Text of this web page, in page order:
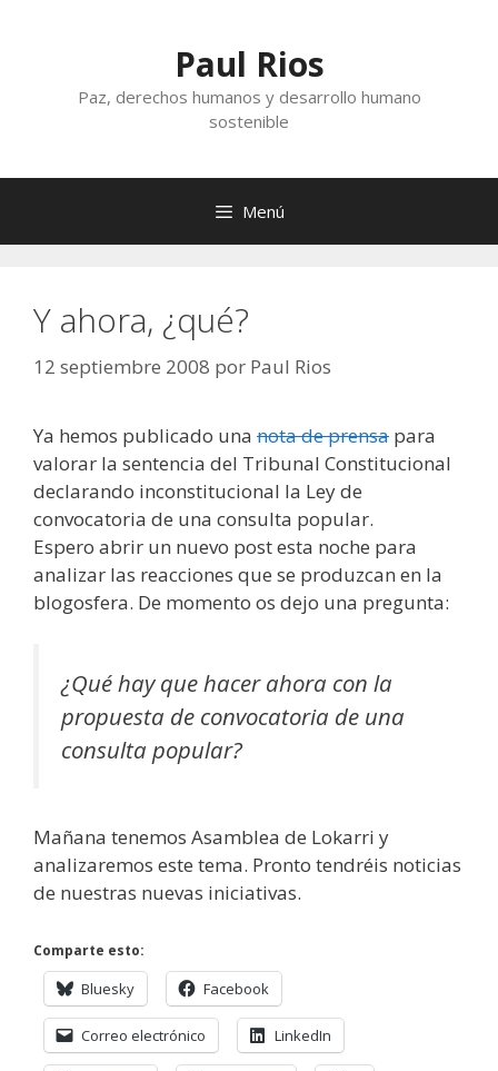
Paul Rios
Paz, derechos humanos y desarrollo humano
sostenible
Menú
Y ahora, ¿qué?
12 septiembre 2008 por Paul Rios
Ya hemos publicado una nota de prensa para
valorar la sentencia del Tribunal Constitucional
declarando inconstitucional la Ley de
convocatoria de una consulta popular.
Espero abrir un nuevo post esta noche para
analizar las reacciones que se produzcan en la
blogosfera. De momento os dejo una pregunta:
¿Qué hay que hacer ahora con la
propuesta de convocatoria de una
consulta popular?
Mañana tenemos Asamblea de Lokarri y
analizaremos este tema. Pronto tendréis noticias
de nuestras nuevas iniciativas.
Comparte esto:
Bluesky Facebook
Correo electrónico LinkedIn